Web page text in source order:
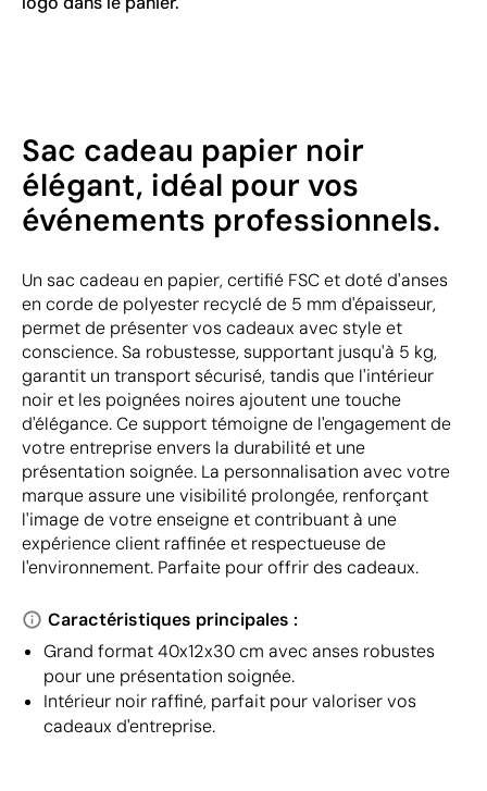
Sac cadeau papier noir
élégant, idéal pour vos
événements professionnels.
Un sac cadeau en papier, certifié FSC et doté d'anses
en corde de polyester recyclé de 5 mm d'épaisseur,
permet de présenter vos cadeaux avec style et
conscience. Sa robustesse, supportant jusqu'à 5 kg,
garantit un transport sécurisé, tandis que l'intérieur
noir et les poignées noires ajoutent une touche
d'élégance. Ce support témoigne de l'engagement de
votre entreprise envers la durabilité et une
présentation soignée. La personnalisation avec votre
marque assure une visibilité prolongée, renforçant
l'image de votre enseigne et contribuant à une
expérience client raffinée et respectueuse de
l'environnement. Parfaite pour offrir des cadeaux.
Caractéristiques principales :
Grand format 40x12x30 cm avec anses robustes
pour une présentation soignée.
Intérieur noir raffiné, parfait pour valoriser vos
cadeaux d'entreprise.